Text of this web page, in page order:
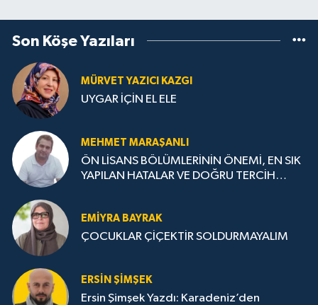
Son Köşe Yazıları
MÜRVET YAZICI KAZGI
UYGAR İÇİN EL ELE
MEHMET MARAŞANLI
ÖN LİSANS BÖLÜMLERİNİN ÖNEMİ, EN SIK
YAPILAN HATALAR VE DOĞRU TERCİH
EMIYRA BAYRAK
ÇOCUKLAR ÇİÇEKTİR SOLDURMAYALIM
ERSIN ŞIMŞEK
Ersin Şimşek Yazdı: Karadeniz’den